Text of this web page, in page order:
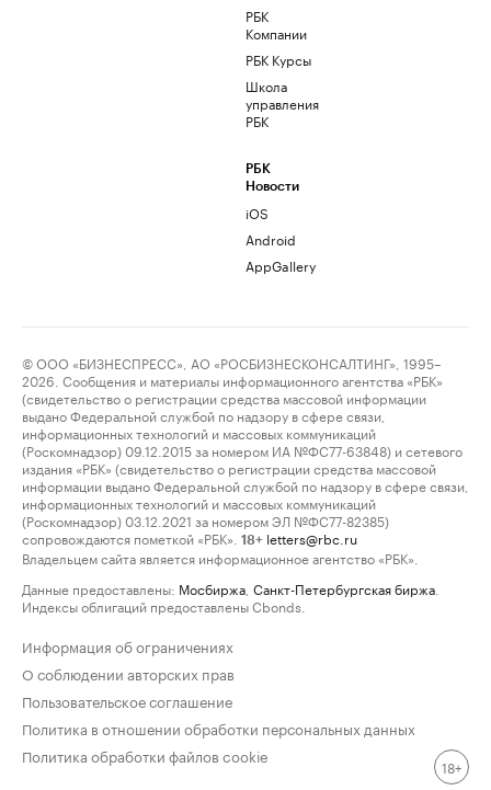
РБК
Компании
РБК Курсы
Школа
управления
РБК
РБК
Новости
iOS
Android
AppGallery
© ООО «БИЗНЕСПРЕСС», АО «РОСБИЗНЕСКОНСАЛТИНГ», 1995–
2026. Сообщения и материалы информационного агентства «РБК»
(свидетельство о регистрации средства массовой информации
выдано Федеральной службой по надзору в сфере связи,
информационных технологий и массовых коммуникаций
(Роскомнадзор) 09.12.2015 за номером ИА №ФС77-63848) и сетевого
издания «РБК» (свидетельство о регистрации средства массовой
информации выдано Федеральной службой по надзору в сфере связи,
информационных технологий и массовых коммуникаций
(Роскомнадзор) 03.12.2021 за номером ЭЛ №ФС77-82385)
сопровождаются пометкой «РБК».
18+ letters@rbc.ru
Владельцем сайта является информационное агентство «РБК».
Данные предоставлены: Мосбиржа Санкт-Петербургская биржа
Индексы облигаций предоставлены Cbonds.
Информация об ограничениях
О соблюдении авторских прав
Пользовательское соглашение
Политика в отношении обработки персональных данных
Политика обработки файлов cookie
18+